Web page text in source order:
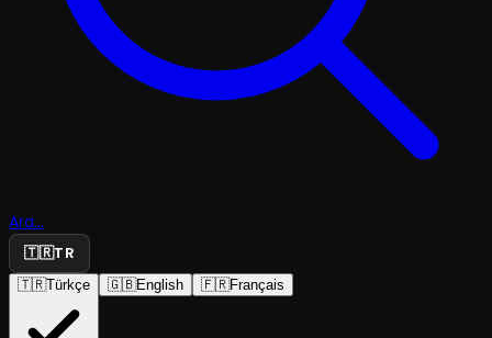
Ara...
🇹🇷TR
🇹🇷Türkçe 🇬🇧English 🇫🇷Français